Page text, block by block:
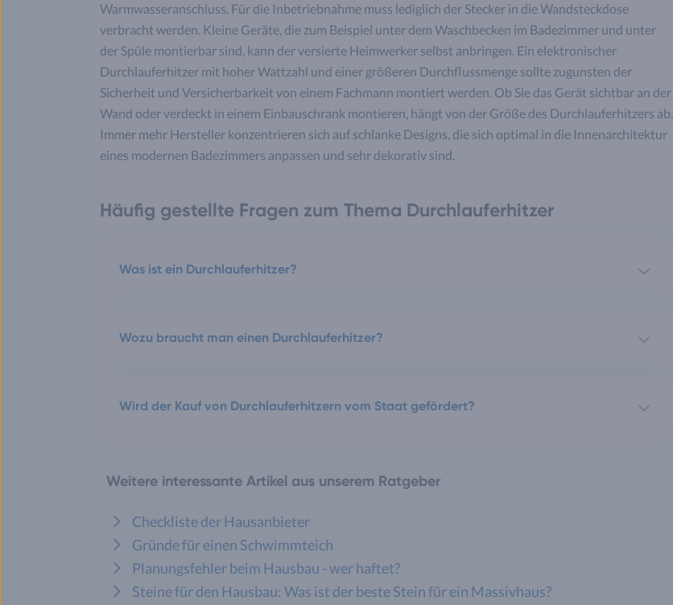
Warmwasseranschluss. Für die Inbetriebnahme muss lediglich der Stecker in die Wandsteckdose
verbracht werden. Kleine Geräte, die zum Beispiel unter dem Waschbecken im Badezimmer und unter
der Spüle montierbar sind, kann der versierte Heimwerker selbst anbringen. Ein elektronischer
Durchlauferhitzer mit hoher Wattzahl und einer größeren Durchflussmenge sollte zugunsten der
Sicherheit und Versicherbarkeit von einem Fachmann montiert werden. Ob Sie das Gerät sichtbar an der
Wand oder verdeckt in einem Einbauschrank montieren, hängt von der Größe des Durchlauferhitzers ab.
Immer mehr Hersteller konzentrieren sich auf schlanke Designs, die sich optimal in die Innenarchitektur
eines modernen Badezimmers anpassen und sehr dekorativ sind.
Häufig gestellte Fragen zum Thema Durchlauferhitzer
Was ist ein Durchlauferhitzer?
Wozu braucht man einen Durchlauferhitzer?
Wird der Kauf von Durchlauferhitzern vom Staat gefördert?
Weitere interessante Artikel aus unserem Ratgeber
Checkliste der Hausanbieter
Gründe für einen Schwimmteich
Planungsfehler beim Hausbau - wer haftet?
Steine für den Hausbau: Was ist der beste Stein für ein Massivhaus?